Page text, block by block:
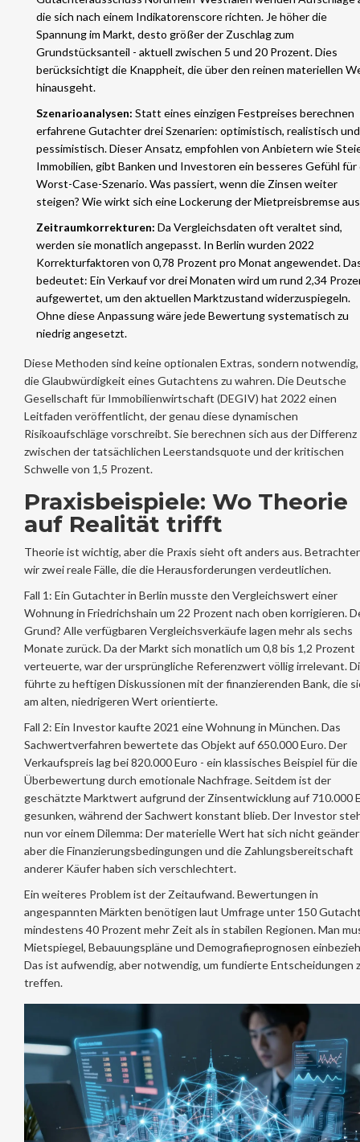
die sich nach einem Indikatorenscore richten. Je höher die
Spannung im Markt, desto größer der Zuschlag zum
Grundstücksanteil - aktuell zwischen 5 und 20 Prozent. Dies
berücksichtigt die Knappheit, die über den reinen materiellen
hinausgeht.
Szenarioanalysen: Statt eines einzigen Festpreises berechnen
erfahrene Gutachter drei Szenarien: optimistisch, realistisch und
pessimistisch. Dieser Ansatz, empfohlen von Anbietern wie
Immobilien, gibt Banken und Investoren ein besseres Gefühl für
Worst-Case-Szenario. Was passiert, wenn die Zinsen weiter
steigen? Wie wirkt sich eine Lockerung der Mietpreisbremse
Zeitraumkorrekturen: Da Vergleichsdaten oft veraltet sind,
werden sie monatlich angepasst. In Berlin wurden 2022
Korrekturfaktoren von 0,78 Prozent pro Monat angewendet.
bedeutet: Ein Verkauf vor drei Monaten wird um rund 2,34
aufgewertet, um den aktuellen Marktzustand widerzuspiegeln.
Ohne diese Anpassung wäre jede Bewertung systematisch zu
niedrig angesetzt.
Diese Methoden sind keine optionalen Extras, sondern notwendig,
die Glaubwürdigkeit eines Gutachtens zu wahren. Die Deutsche
Gesellschaft für Immobilienwirtschaft (DEGIV) hat 2022 einen
Leitfaden veröffentlicht, der genau diese dynamischen
Risikoaufschläge vorschreibt. Sie berechnen sich aus der Differenz
zwischen der tatsächlichen Leerstandsquote und der kritischen
Schwelle von 1,5 Prozent.
Praxisbeispiele: Wo Theorie
auf Realität trifft
Theorie ist wichtig, aber die Praxis sieht oft anders aus.
wir zwei reale Fälle, die die Herausforderungen verdeutlichen.
Fall 1: Ein Gutachter in Berlin musste den Vergleichswert einer
Wohnung in Friedrichshain um 22 Prozent nach oben korrigieren.
Grund? Alle verfügbaren Vergleichsverkäufe lagen mehr als sechs
Monate zurück. Da der Markt sich monatlich um 0,8 bis 1,2 Prozent
verteuerte, war der ursprüngliche Referenzwert völlig irrelevant.
führte zu heftigen Diskussionen mit der finanzierenden Bank, die
am alten, niedrigeren Wert orientierte.
Fall 2: Ein Investor kaufte 2021 eine Wohnung in München. Das
Sachwertverfahren bewertete das Objekt auf 650.000 Euro. Der
Verkaufspreis lag bei 820.000 Euro - ein klassisches Beispiel für die
Überbewertung durch emotionale Nachfrage. Seitdem ist der
geschätzte Marktwert aufgrund der Zinsentwicklung auf 710.000
gesunken, während der Sachwert konstant blieb. Der Investor
nun vor einem Dilemma: Der materielle Wert hat sich nicht
aber die Finanzierungsbedingungen und die Zahlungsbereitschaft
anderer Käufer haben sich verschlechtert.
Ein weiteres Problem ist der Zeitaufwand. Bewertungen in
angespannten Märkten benötigen laut Umfrage unter 150
mindestens 40 Prozent mehr Zeit als in stabilen Regionen. Man
Mietspiegel, Bebauungspläne und Demografieprognosen
Das ist aufwendig, aber notwendig, um fundierte Entscheidungen
treffen.